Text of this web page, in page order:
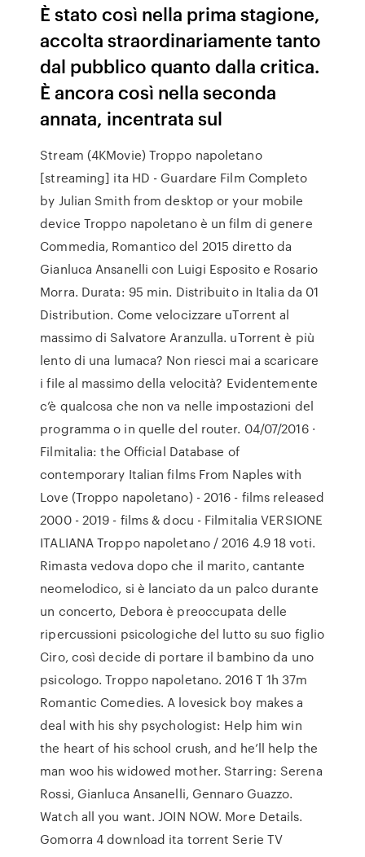
È stato così nella prima stagione,
accolta straordinariamente tanto
dal pubblico quanto dalla critica.
È ancora così nella seconda
annata, incentrata sul
Stream (4KMovie) Troppo napoletano
[streaming] ita HD - Guardare Film Completo
by Julian Smith from desktop or your mobile
device Troppo napoletano è un film di genere
Commedia, Romantico del 2015 diretto da
Gianluca Ansanelli con Luigi Esposito e Rosario
Morra. Durata: 95 min. Distribuito in Italia da 01
Distribution. Come velocizzare uTorrent al
massimo di Salvatore Aranzulla. uTorrent è più
lento di una lumaca? Non riesci mai a scaricare
i file al massimo della velocità? Evidentemente
c’è qualcosa che non va nelle impostazioni del
programma o in quelle del router. 04/07/2016 ·
Filmitalia: the Official Database of
contemporary Italian films From Naples with
Love (Troppo napoletano) - 2016 - films released
2000 - 2019 - films & docu - Filmitalia VERSIONE
ITALIANA Troppo napoletano / 2016 4.9 18 voti.
Rimasta vedova dopo che il marito, cantante
neomelodico, si è lanciato da un palco durante
un concerto, Debora è preoccupata delle
ripercussioni psicologiche del lutto su suo figlio
Ciro, così decide di portare il bambino da uno
psicologo. Troppo napoletano. 2016 T 1h 37m
Romantic Comedies. A lovesick boy makes a
deal with his shy psychologist: Help him win
the heart of his school crush, and he’ll help the
man woo his widowed mother. Starring: Serena
Rossi, Gianluca Ansanelli, Gennaro Guazzo.
Watch all you want. JOIN NOW. More Details.
Gomorra 4 download ita torrent Serie TV